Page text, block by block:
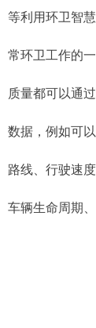
等利用环卫智
常环卫工作的
质量都可以通
数据，例如可
路线、行驶速
车辆生命周期